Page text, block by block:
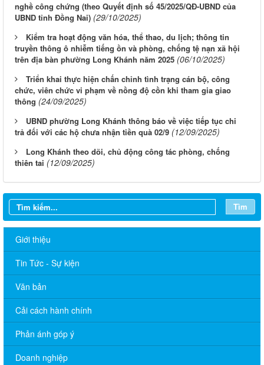
nghề công chứng (theo Quyết định số 45/2025/QĐ-UBND của
UBND tỉnh Đồng Nai) (29/10/2025)
Kiểm tra hoạt động văn hóa, thể thao, du lịch; thông tin
truyền thông ô nhiễm tiếng ồn và phòng, chống tệ nạn xã hội
trên địa bàn phường Long Khánh năm 2025 (06/10/2025)
Triển khai thực hiện chấn chỉnh tình trạng cán bộ, công
chức, viên chức vi phạm về nồng độ cồn khi tham gia giao
thông (24/09/2025)
UBND phường Long Khánh thông báo về việc tiếp tục chi
trả đối với các hộ chưa nhận tiền quà 02/9 (12/09/2025)
Long Khánh theo dõi, chủ động công tác phòng, chống
thiên tai (12/09/2025)
Tìm
Giới thiệu
Tin Tức - Sự kiện
Văn bản
Cải cách hành chính
Phản ánh góp ý
Doanh nghiệp